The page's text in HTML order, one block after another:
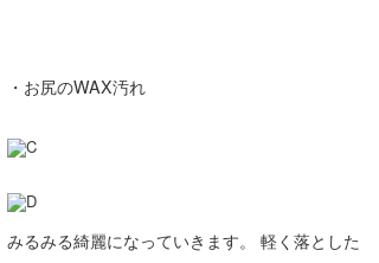
・お尻のWAX汚れ
みるみる綺麗になっていきます。 軽く落とした
予報士 hiro.
chappy